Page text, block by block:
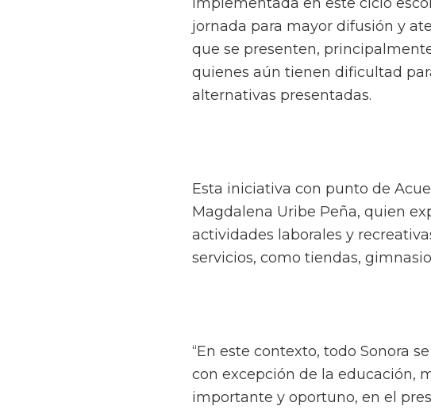
jornada para mayor difusión y
que se presenten,
quienes aún tienen dificultad
alternativas presentadas.
Esta iniciativa con punto de
Magdalena Uribe Peña, quien
actividades laborales y
servicios, como tiendas,
“En este contexto, todo Sonora
con excepción de la educación,
importante y oportuno, en el